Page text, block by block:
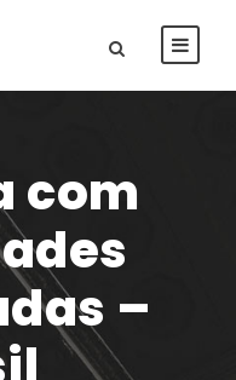
com
–